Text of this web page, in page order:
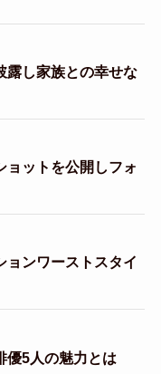
露し家族との幸せな
ョットを公開しフォ
ョンワーストスタイ
優5人の魅力とは